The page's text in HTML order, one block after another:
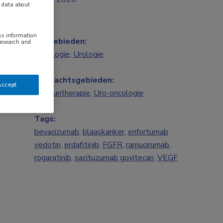
Vakgebieden:
Oncologie, Urologie
Aandachtsgebieden:
Immuuntherapie, Uro-oncologie
Tags:
bevacizumab, blaaskanker, enfortumab
vedotin, erdafitinib, FGFR, ramucirumab,
rogaratinib, sacituzumab govitecan, VEGF
data about
information
and